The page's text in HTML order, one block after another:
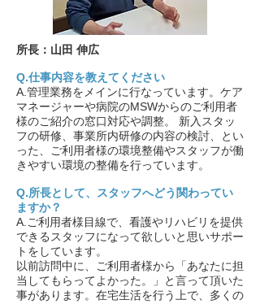
所長：山田 伸広
Q.仕事内容を教えてください
A.管理業務をメインに行なっています。ケア
マネージャーや病院のMSWからのご利用者
様のご紹介の窓口対応や調整。 新入スタッ
フの研修、事業所内研修の内容の検討、とい
った、ご利用者様の環境整備やスタッフが働
きやすい環境の整備を行っています。
Q.所長として、スタッフへどう関わってい
ますか？
A.ご利用者様目線で、看護やリハビリを提供
できるスタッフになって欲しいと思いサポー
トをしています。
以前訪問中に、ご利用者様から「あなたに担
当してもらってよかった。」と言って頂いた
事があります。在宅生活を行う上で、多くの